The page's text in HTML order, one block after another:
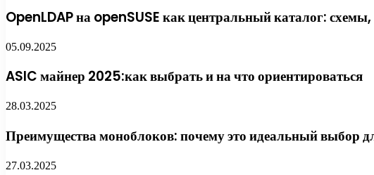
OpenLDAP на openSUSE как центральный каталог:
05.09.2025
ASIC майнер 2025:как выбрать и на что ориентироваться
28.03.2025
Преимущества моноблоков: почему это идеальный выбор
27.03.2025